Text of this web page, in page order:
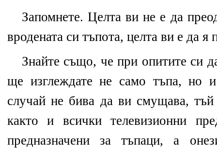
Запомнете. Целта ви не е да
вродената си тъпота, целта ви е да я
Знайте също, че при опитите си
ще изглеждате не само тъпа, но
случай не бива да ви смущава, тъй
както и всички телевизионни
предназначени за тъпаци, а